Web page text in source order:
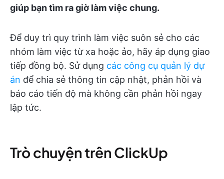
giúp bạn tìm ra giờ làm việc chung.
Để duy trì quy trình làm việc suôn sẻ cho các
nhóm làm việc từ xa hoặc ảo, hãy áp dụng giao
tiếp đồng bộ. Sử dụng các công cụ quản lý dự
án để chia sẻ thông tin cập nhật, phản hồi và
báo cáo tiến độ mà không cần phản hồi ngay
lập tức.
Trò chuyện trên ClickUp